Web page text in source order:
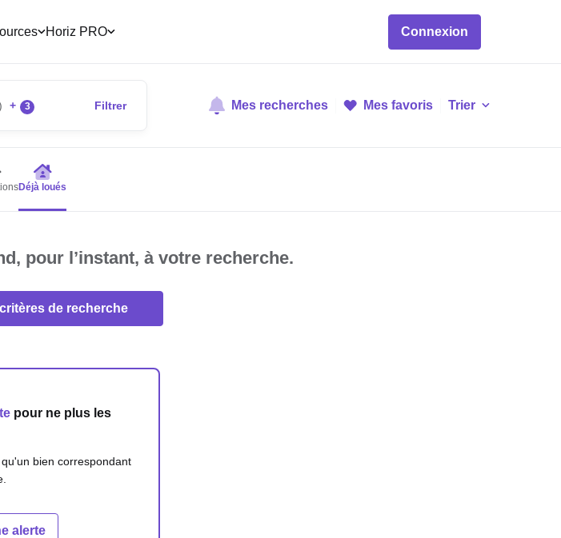
Horiz PRO Connexion
+ 3 Filtrer Mes recherches Mes favoris Trier
Déjà loués
pour l’instant, à votre recherche.
de recherche
pour ne plus les
bien correspondant
alerte